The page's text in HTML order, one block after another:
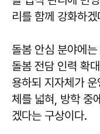
리를 함께 강화하
돌봄 안심 분야에
돌봄 전담 인력 확
용하되 지자체가
체를 넓혀, 방학 중
겠다는 구상이다.